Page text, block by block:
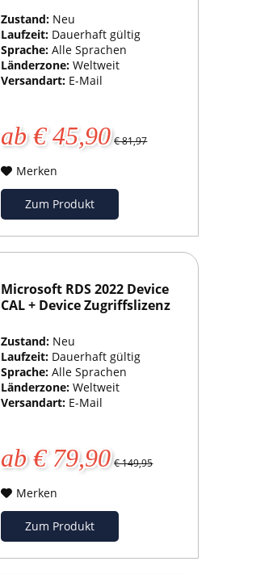
Zustand: Neu
Laufzeit: Dauerhaft gültig
Sprache:Alle Sprachen
Länderzone:Weltweit
Versandart: E-Mail
ab € 45,90 € 81,97
Merken
Zum Produkt
Microsoft RDS 2022 Device
CAL + Device Zugriffslizenz
Zustand: Neu
Laufzeit: Dauerhaft gültig
Sprache:Alle Sprachen
Länderzone:Weltweit
Versandart: E-Mail
ab € 79,90 € 149,95
Merken
Zum Produkt